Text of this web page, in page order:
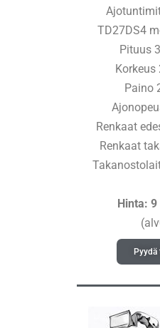
TD27DS4
Pituus
Korkeus
Paino
Renkaat
Renkaat
Hinta:
Pyydä